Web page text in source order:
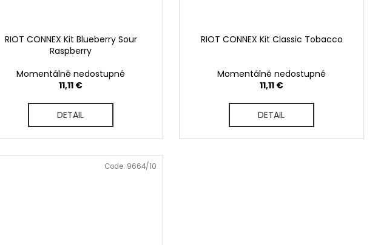
RIOT CONNEX Kit Blueberry Sour
Raspberry
Momentálně nedostupné
11,11 €
DETAIL
RIOT CONNEX Kit Classic Tobacco
Momentálně nedostupné
11,11 €
DETAIL
Code: 9664/10